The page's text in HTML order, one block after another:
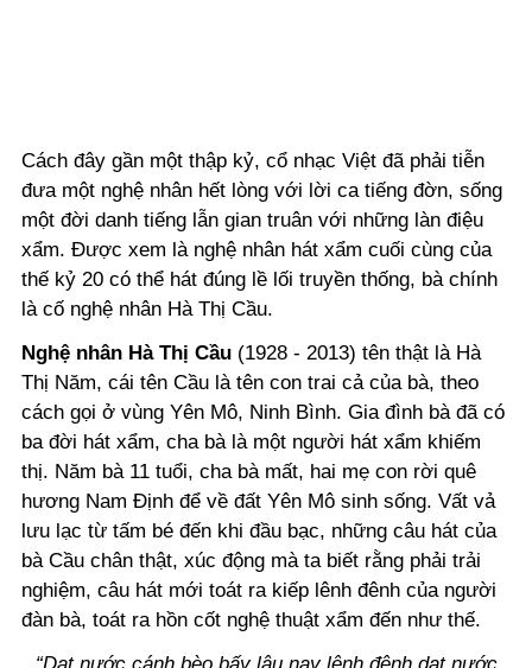
Cách đây gần một thập kỷ, cổ nhạc Việt đã phải tiễn
đưa một nghệ nhân hết lòng với lời ca tiếng đờn, sống
một đời danh tiếng lẫn gian truân với những làn điệu
xẩm. Được xem là nghệ nhân hát xẩm cuối cùng của
thế kỷ 20 có thể hát đúng lề lối truyền thống, bà chính
là cố nghệ nhân Hà Thị Cầu.
Nghệ nhân Hà Thị Cầu (1928 - 2013) tên thật là Hà
Thị Năm, cái tên Cầu là tên con trai cả của bà, theo
cách gọi ở vùng Yên Mô, Ninh Bình. Gia đình bà đã có
ba đời hát xẩm, cha bà là một người hát xẩm khiếm
thị. Năm bà 11 tuổi, cha bà mất, hai mẹ con rời quê
hương Nam Định để về đất Yên Mô sinh sống. Vất vả
lưu lạc từ tấm bé đến khi đầu bạc, những câu hát của
bà Cầu chân thật, xúc động mà ta biết rằng phải trải
nghiệm, câu hát mới toát ra kiếp lênh đênh của người
đàn bà, toát ra hồn cốt nghệ thuật xẩm đến như thế.